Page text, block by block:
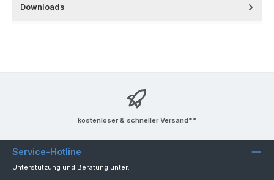
Downloads
kostenloser & schneller Versand**
Service-Hotline
Unterstützung und Beratung unter: